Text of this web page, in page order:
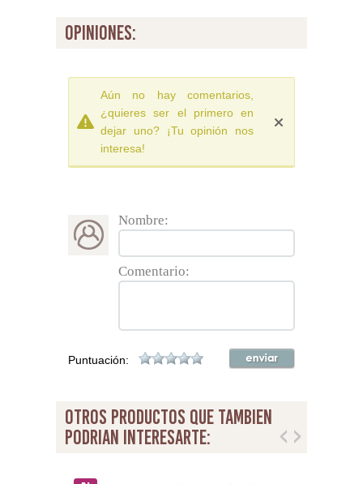
opiniones:
Aún no hay comentarios,
¿quieres ser el primero en
dejar uno? ¡Tu opinión nos
interesa!
Nombre:
Comentario:
Puntuación:
otros productos que tambien
podrian interesarte: